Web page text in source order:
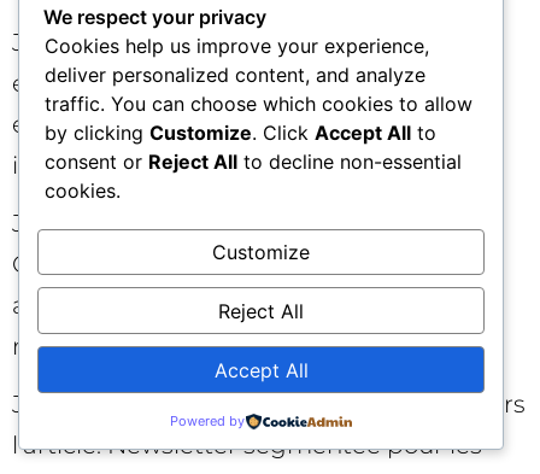
J+10 : live de 20 min avec un partenaire ;
enregistrement puis republication en
extrait vidéo. Mise à jour de l’article (FAQ
issue des premières questions).
J+14 : post LinkedIn “objection/réponse”.
Outreach relance médias avec nouvelle
accroche. Ajout d’UTM pour tous les
nouveaux liens.
J+21 : vidéo courte “le making-of” + CTA vers
l’article. Newsletter segmentée pour les
We respect your privacy
Cookies help us improve your experience,
deliver personalized content, and analyze
traffic. You can choose which cookies to allow
by clicking Customize. Click Accept All to
consent or Reject All to decline non-essential
cookies.
Customize
Reject All
Accept All
Powered by